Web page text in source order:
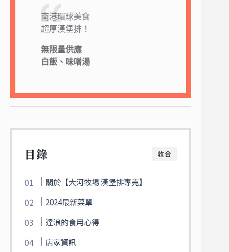
南港環球美食
超厚漢堡排！
無限量供應
白飯、味噌湯
收合
目錄
關於【大河牧場 漢堡排專売】
2024最新菜單
達浪的食用心得
店家資訊